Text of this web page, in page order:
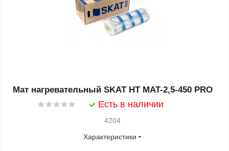
Мат нагревательный SKAT HT MAT-2,5-450 PRO
Есть в наличии
4204
Характеристики